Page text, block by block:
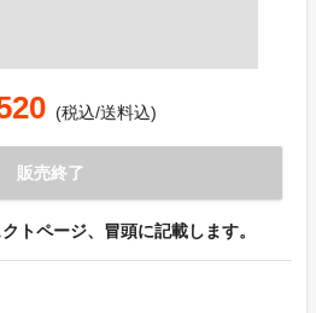
(税込/送料込)
販売終了
トページ、冒頭に記載します。